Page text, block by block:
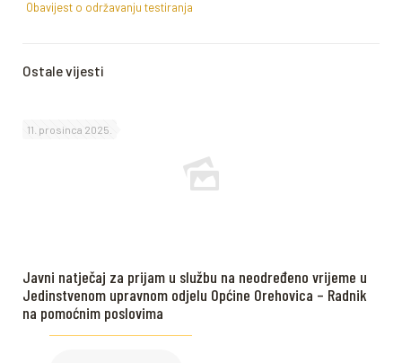
Obavijest o održavanju testiranja
Ostale vijesti
11. prosinca 2025.
Javni natječaj za prijam u službu na neodređeno vrijeme u
Jedinstvenom upravnom odjelu Općine Orehovica – Radnik
na pomoćnim poslovima